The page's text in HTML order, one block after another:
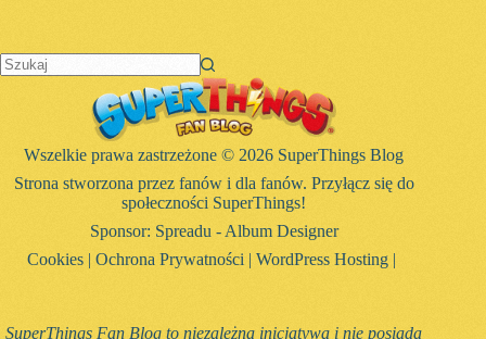
Wszelkie prawa zastrzeżone © 2026 SuperThings Blog
Strona stworzona przez fanów i dla fanów. Przyłącz się do
społeczności SuperThings!
Sponsor: Spreadu - Album Designer
Cookies |Ochrona Prywatności |WordPress Hosting |
SuperThings Fan Blog to niezależna inicjatywa i nie posiada